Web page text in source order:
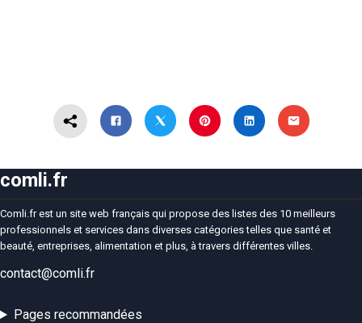
comli.fr
Comli.fr est un site web français qui propose des listes des 10 meilleurs
professionnels et services dans diverses catégories telles que santé et
beauté, entreprises, alimentation et plus, à travers différentes villes.
contact@comli.fr
Pages recommandées